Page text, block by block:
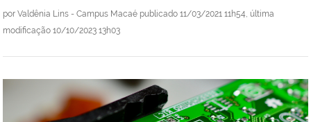
por Valdênia Lins - Campus Macaé publicado 11/03/2021 11h54, última
modificação 10/10/2023 13h03